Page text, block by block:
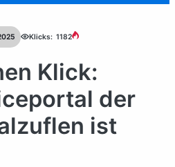
Klicks: 1182
Klick:
der
ist